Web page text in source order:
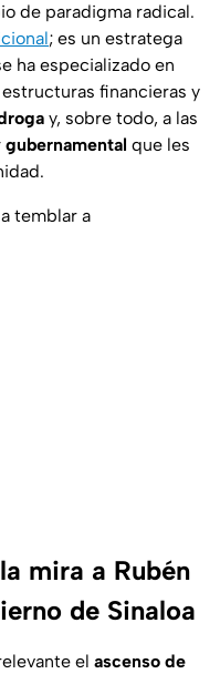
de paradigma radical.
; es un estratega
ha especializado en
financieras y
y, sobre todo, a las
que les
temblar a
mira a Rubén
de Sinaloa
el ascenso de